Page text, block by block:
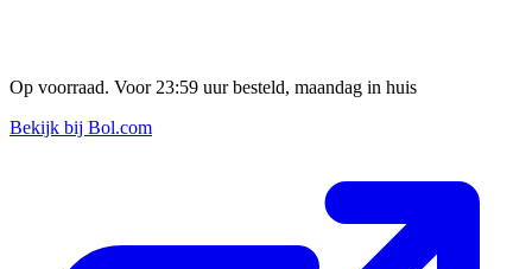
Op voorraad. Voor 23:59 uur besteld, maandag in huis
Bekijk bij Bol.com